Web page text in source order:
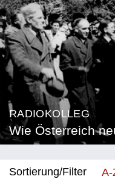
RADIOKOLLEG
Wie Österreich
Sortierung/Filter
A-